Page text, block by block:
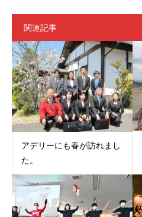
関連記事
アデリーにも春が訪れまし
た。